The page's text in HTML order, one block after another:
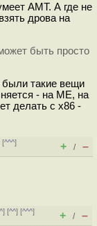
AMT. А где не
дрова на
быть просто
такие вещи
- на ME, на
делать c x86 -
[^^^]
+ / –
^] [^^] [^^^]
+ / –